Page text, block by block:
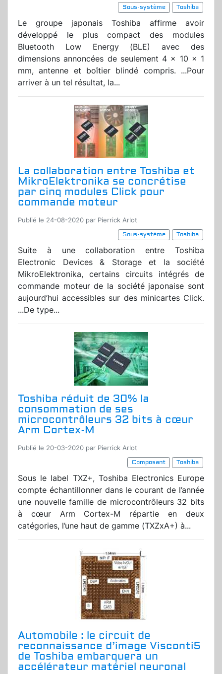
Sous-système
Toshiba
Le groupe japonais Toshiba affirme avoir
développé le plus compact des modules
Bluetooth Low Energy (BLE) avec des
dimensions annoncées de seulement 4 x 10 x 1
mm, antenne et boîtier blindé compris. ...Pour
arriver à un tel résultat, la...
La collaboration entre Toshiba et
MikroElektronika se concrétise
par cinq modules Click pour
commande moteur
Publié le 24-08-2020 par Pierrick Arlot
Sous-système
Toshiba
Suite à une collaboration entre Toshiba
Electronic Devices & Storage et la société
MikroElektronika, certains circuits intégrés de
commande moteur de la société japonaise sont
aujourd’hui accessibles sur des minicartes Click.
...De type...
Toshiba réduit de 30% la
consommation de ses
microcontrôleurs 32 bits à cœur
Arm Cortex-M
Publié le 20-03-2020 par Pierrick Arlot
Composant
Toshiba
Sous le label TXZ+, Toshiba Electronics Europe
compte échantillonner dans le courant de l’année
une nouvelle famille de microcontrôleurs 32 bits
à cœur Arm Cortex-M répartie en deux
catégories, l’une haut de gamme (TXZxA+) à...
Automobile : le circuit de
reconnaissance d’image Visconti5
de Toshiba embarquera un
accélérateur matériel neuronal